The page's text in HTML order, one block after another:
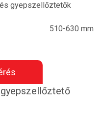
gyepszellőztetők
510-630 mm